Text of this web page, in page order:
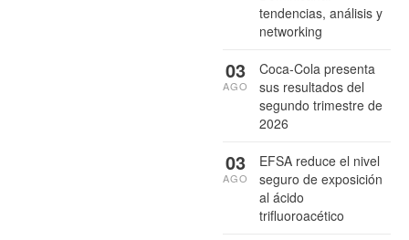
tendencias, análisis y
networking
Coca-Cola presenta
sus resultados del
segundo trimestre de
2026
03
AGO
EFSA reduce el nivel
seguro de exposición
al ácido
trifluoroacético
03
AGO